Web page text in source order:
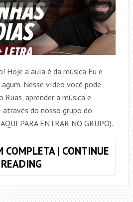
Hoje a aula é da música Eu e
Nesse vídeo você pode
aprender a música e
do nosso grupo do
PARA ENTRAR NO GRUPO).
COMPLETA | CONTINUE
READINGCOMO
EU